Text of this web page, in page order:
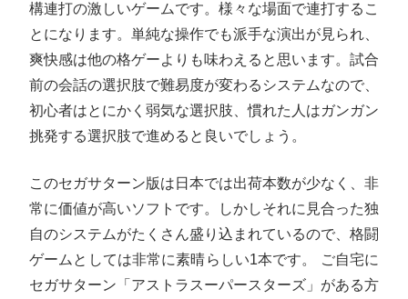
構連打の激しいゲームです。様々な場面で連打するこ
とになります。単純な操作でも派手な演出が見られ、
爽快感は他の格ゲーよりも味わえると思います。試合
前の会話の選択肢で難易度が変わるシステムなので、
初心者はとにかく弱気な選択肢、慣れた人はガンガン
挑発する選択肢で進めると良いでしょう。
このセガサターン版は日本では出荷本数が少なく、非
常に価値が高いソフトです。しかしそれに見合った独
自のシステムがたくさん盛り込まれているので、格闘
ゲームとしては非常に素晴らしい1本です。 ご自宅に
セガサターン「アストラスーパースターズ」がある方